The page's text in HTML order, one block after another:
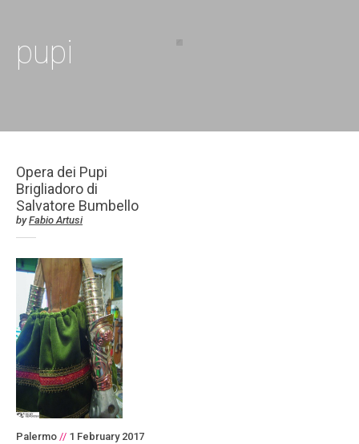
pupi
Opera dei Pupi
Brigliadoro di
Salvatore Bumbello
byFabio Artusi
Palermo // 1 February 2017